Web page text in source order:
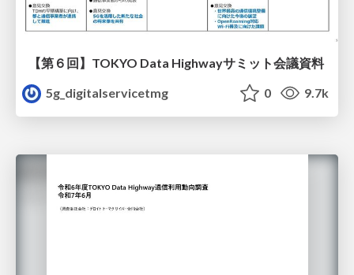
【第６回】TOKYO Data Highwayサミット会議資料
5g_digitalservicetmg
0 9.7k